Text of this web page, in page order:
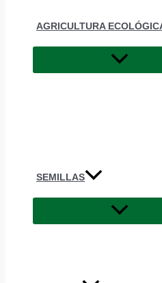
AGRICULTURA
SEMILLAS